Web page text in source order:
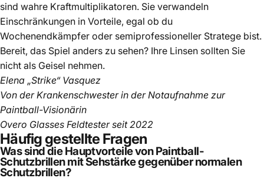
sind wahre Kraftmultiplikatoren. Sie verwandeln
Einschränkungen in Vorteile, egal ob du
Wochenendkämpfer oder semiprofessioneller Stratege bist.
Bereit, das Spiel anders zu sehen? Ihre Linsen sollten Sie
nicht als Geisel nehmen.
Elena „Strike“ Vasquez
Von der Krankenschwester in der Notaufnahme zur
Paintball-Visionärin
Overo Glasses Feldtester seit 2022
Häufig gestellte Fragen
Was sind die Hauptvorteile von Paintball-
Schutzbrillen mit Sehstärke gegenüber normalen
Schutzbrillen?